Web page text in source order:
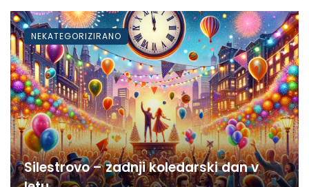
Silestrovo – zadnji koledarski dan v
NEKATEGORIZIRANO